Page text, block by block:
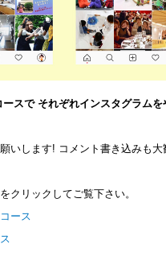
ースで それぞれインスタグラムを
いします! コメント書き込みも大
クリックしてご覧下さい。
ース